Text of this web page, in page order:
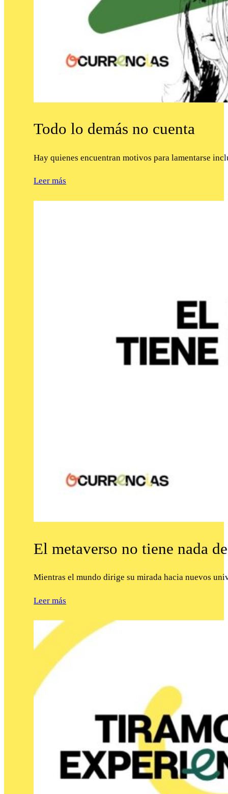
Todo lo demás no cuenta
Hay quienes encuentran motivos para lamentarse
Leer más
El metaverso no tiene nada
Mientras el mundo dirige su mirada hacia nuevos
Leer más